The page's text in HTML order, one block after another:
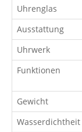
Uhrenglas
Ausstattung
Uhrwerk
Funktionen
Gewicht
Wasserdichtheit